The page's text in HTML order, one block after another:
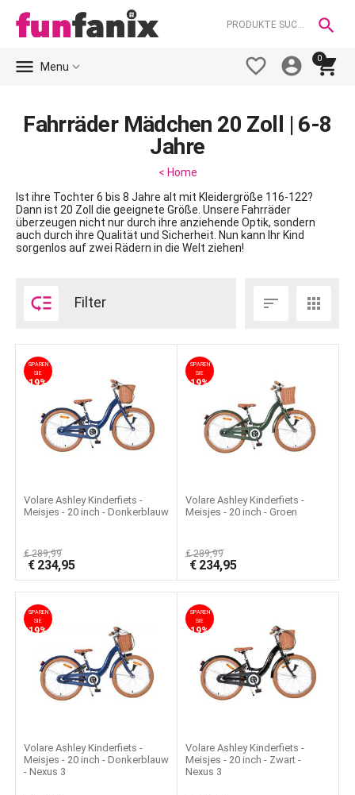

0



 Menu 
Fahrräder Mädchen 20 Zoll | 6-8
Jahre
< Home
Ist ihre Tochter 6 bis 8 Jahre alt mit Kleidergröße 116-122?
Dann ist 20 Zoll die geeignete Größe. Unsere Fahrräder
überzeugen nicht nur durch ihre anziehende Optik, sondern
auch durch ihre Qualität und Sicherheit. Nun kann Ihr Kind
sorgenlos auf zwei Rädern in die Welt ziehen!
 Filter  
SPAREN
SIE
19%
Volare Ashley Kinderfiets -
Meisjes - 20 inch - Donkerblauw
€289,99
€ 234,95
SPAREN
SIE
19%
Volare Ashley Kinderfiets -
Meisjes - 20 inch - Groen
€289,99
€ 234,95
SPAREN
SIE
19%
Volare Ashley Kinderfiets -
Meisjes - 20 inch - Donkerblauw
- Nexus 3
SPAREN
SIE
19%
Volare Ashley Kinderfiets -
Meisjes - 20 inch - Zwart -
Nexus 3